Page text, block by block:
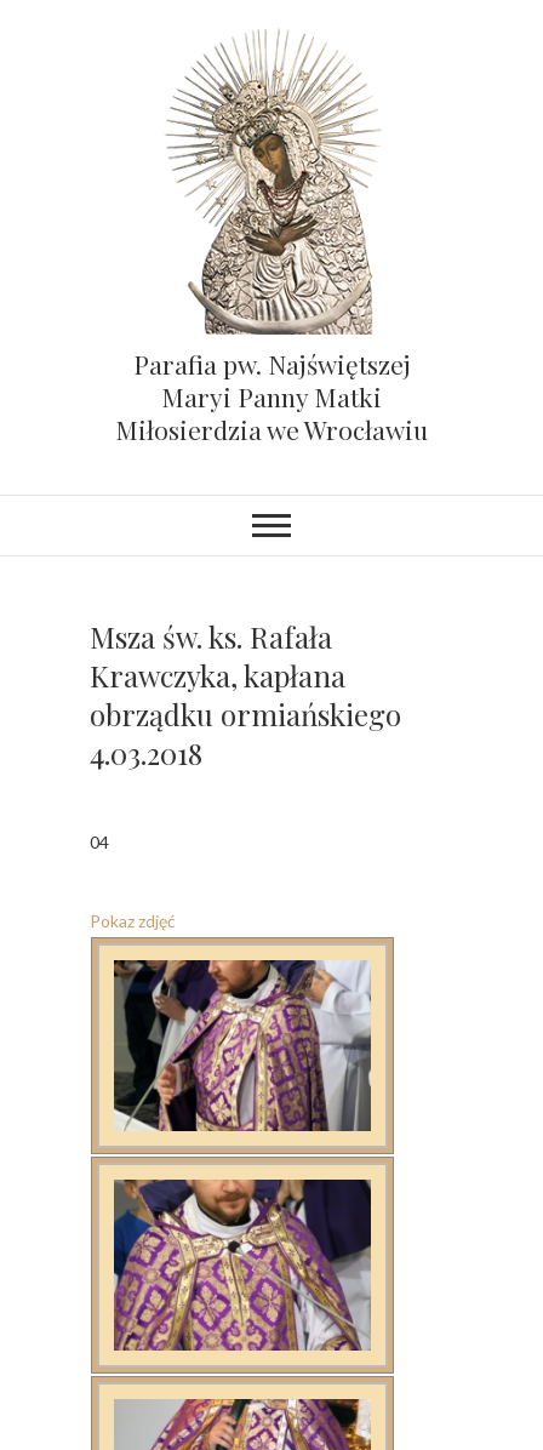
Parafia pw. Najświętszej
Maryi Panny Matki
Miłosierdzia we Wrocławiu
Msza św. ks. Rafała
Krawczyka, kapłana
obrządku ormiańskiego
4.03.2018
04
Pokaz zdjęć